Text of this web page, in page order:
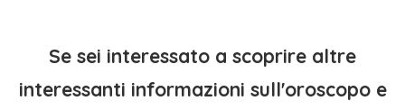
Se sei interessato a scoprire altre
interessanti informazioni sull'oroscopo e